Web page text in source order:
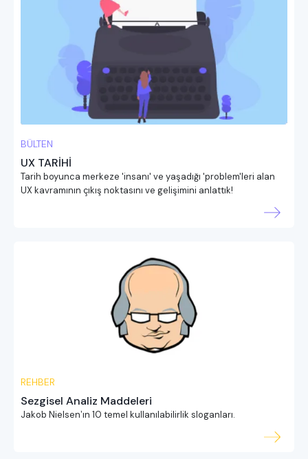
BÜLTEN
UX TARİHİ
Tarih boyunca merkeze 'insanı' ve yaşadığı 'problem'leri alan
UX kavramının çıkış noktasını ve gelişimini anlattık!
REHBER
Sezgisel Analiz Maddeleri
Jakob Nielsenʼın 10 temel kullanılabilirlik sloganları.